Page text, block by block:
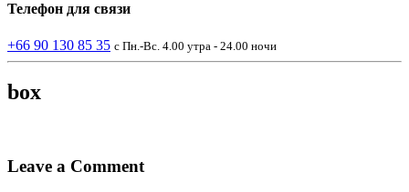
Телефон для связи
+66 90 130 85 35 с Пн.-Вс. 4.00 утра - 24.00 ночи
box
Leave a Comment